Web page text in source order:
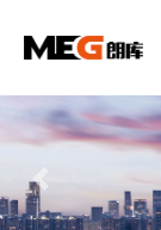
Previous